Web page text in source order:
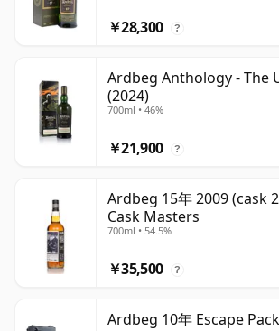
￥28,300 ?
Ardbeg Anthology - The
(2024)
700ml • 46%
￥21,900 ?
Ardbeg 15年 2009 (cask
Cask Masters
700ml • 54.5%
￥35,500 ?
Ardbeg 10年 Escape